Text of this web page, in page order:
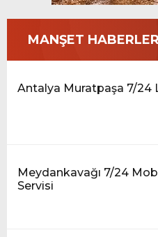
MANŞET
Antalya Muratpaşa 7/24
Meydankavağı 7/24
Servisi